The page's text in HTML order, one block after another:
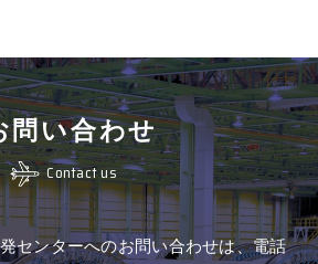
問い合わせ
Contact us
センターへのお問い合わせは、電話